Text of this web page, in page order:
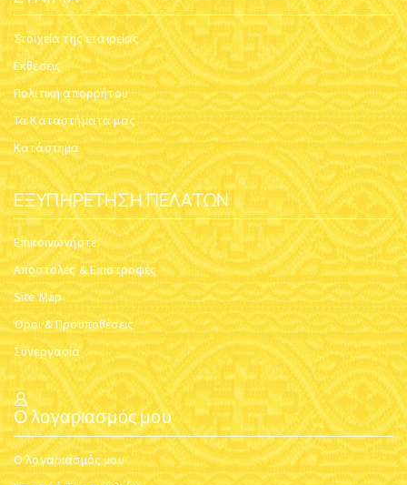
ΚΑΝΔΉΛΙ ΚΡΕΜΑΣΤΌ
ΜΠΡΟΎΤΖΙΝΟ
Κωδικός:5425-02
$38.33
ΚΑΝΔΉΛΙ ΚΡΕΜΑΣΤΌ ΝΙΚΕΛ
Κωδικός:5425-01
$40.25